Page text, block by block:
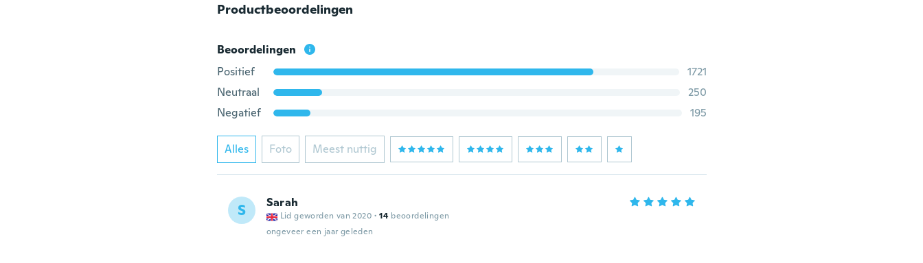
Productbeoordelingen
Beoordelingen
Positief
1721
Neutraal
250
Negatief
195
Alles Foto Meest nuttig
S Sarah
Lid geworden van 2020 · 14 beoordelingen
ongeveer een jaar geleden